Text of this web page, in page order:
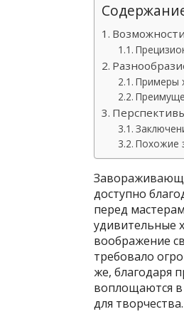
Примеры
Похожие
доступно
перед
удивительные
воображение
требовало
же, благодаря
воплощаются
для творчества.